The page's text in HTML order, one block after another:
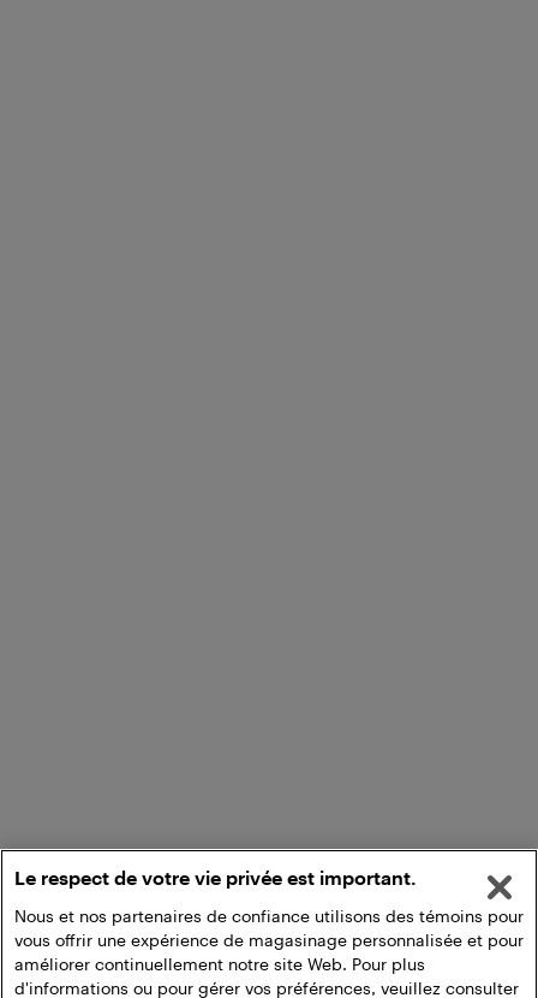
Le respect de votre vie privée est important.
Nous et nos partenaires de confiance utilisons des témoins pour
vous offrir une expérience de magasinage personnalisée et pour
améliorer continuellement notre site Web. Pour plus
d'informations ou pour gérer vos préférences, veuillez consulter